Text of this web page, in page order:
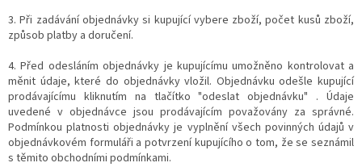
3. Při zadávání objednávky si kupující vybere zboží, počet kusů zboží,
způsob platby a doručení.
4. Před odesláním objednávky je kupujícímu umožněno kontrolovat a
měnit údaje, které do objednávky vložil. Objednávku odešle kupující
prodávajícímu kliknutím na tlačítko "odeslat objednávku" . Údaje
uvedené v objednávce jsou prodávajícím považovány za správné.
Podmínkou platnosti objednávky je vyplnění všech povinných údajů v
objednávkovém formuláři a potvrzení kupujícího o tom, že se seznámil
s těmito obchodními podmínkami.